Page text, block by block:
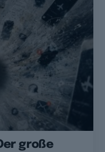
große